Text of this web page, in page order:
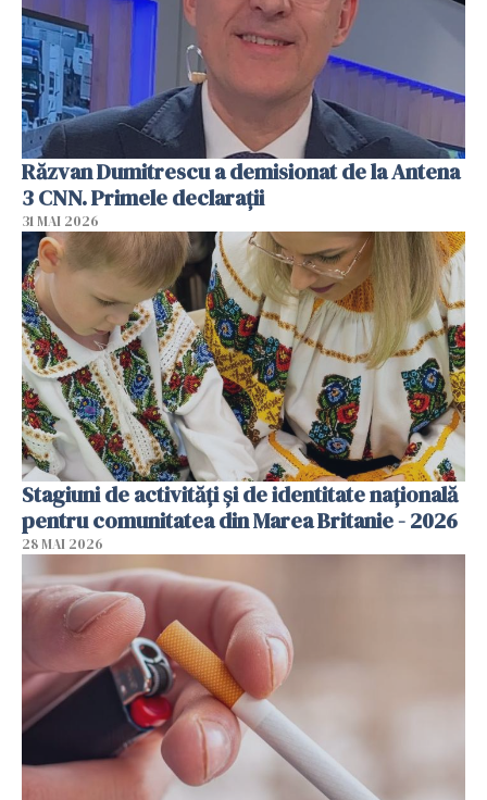
Răzvan Dumitrescu a demisionat de la Antena
3 CNN. Primele declarații
31 MAI 2026
Stagiuni de activități și de identitate națională
pentru comunitatea din Marea Britanie - 2026
28 MAI 2026